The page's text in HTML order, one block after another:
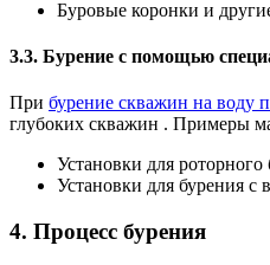
Буровые коронки и
3.3. Бурение с помощью
При бурение скважин на воду
глубоких скважин . Примеры
Установки для роторного
Установки для бурения
4. Процесс бурения